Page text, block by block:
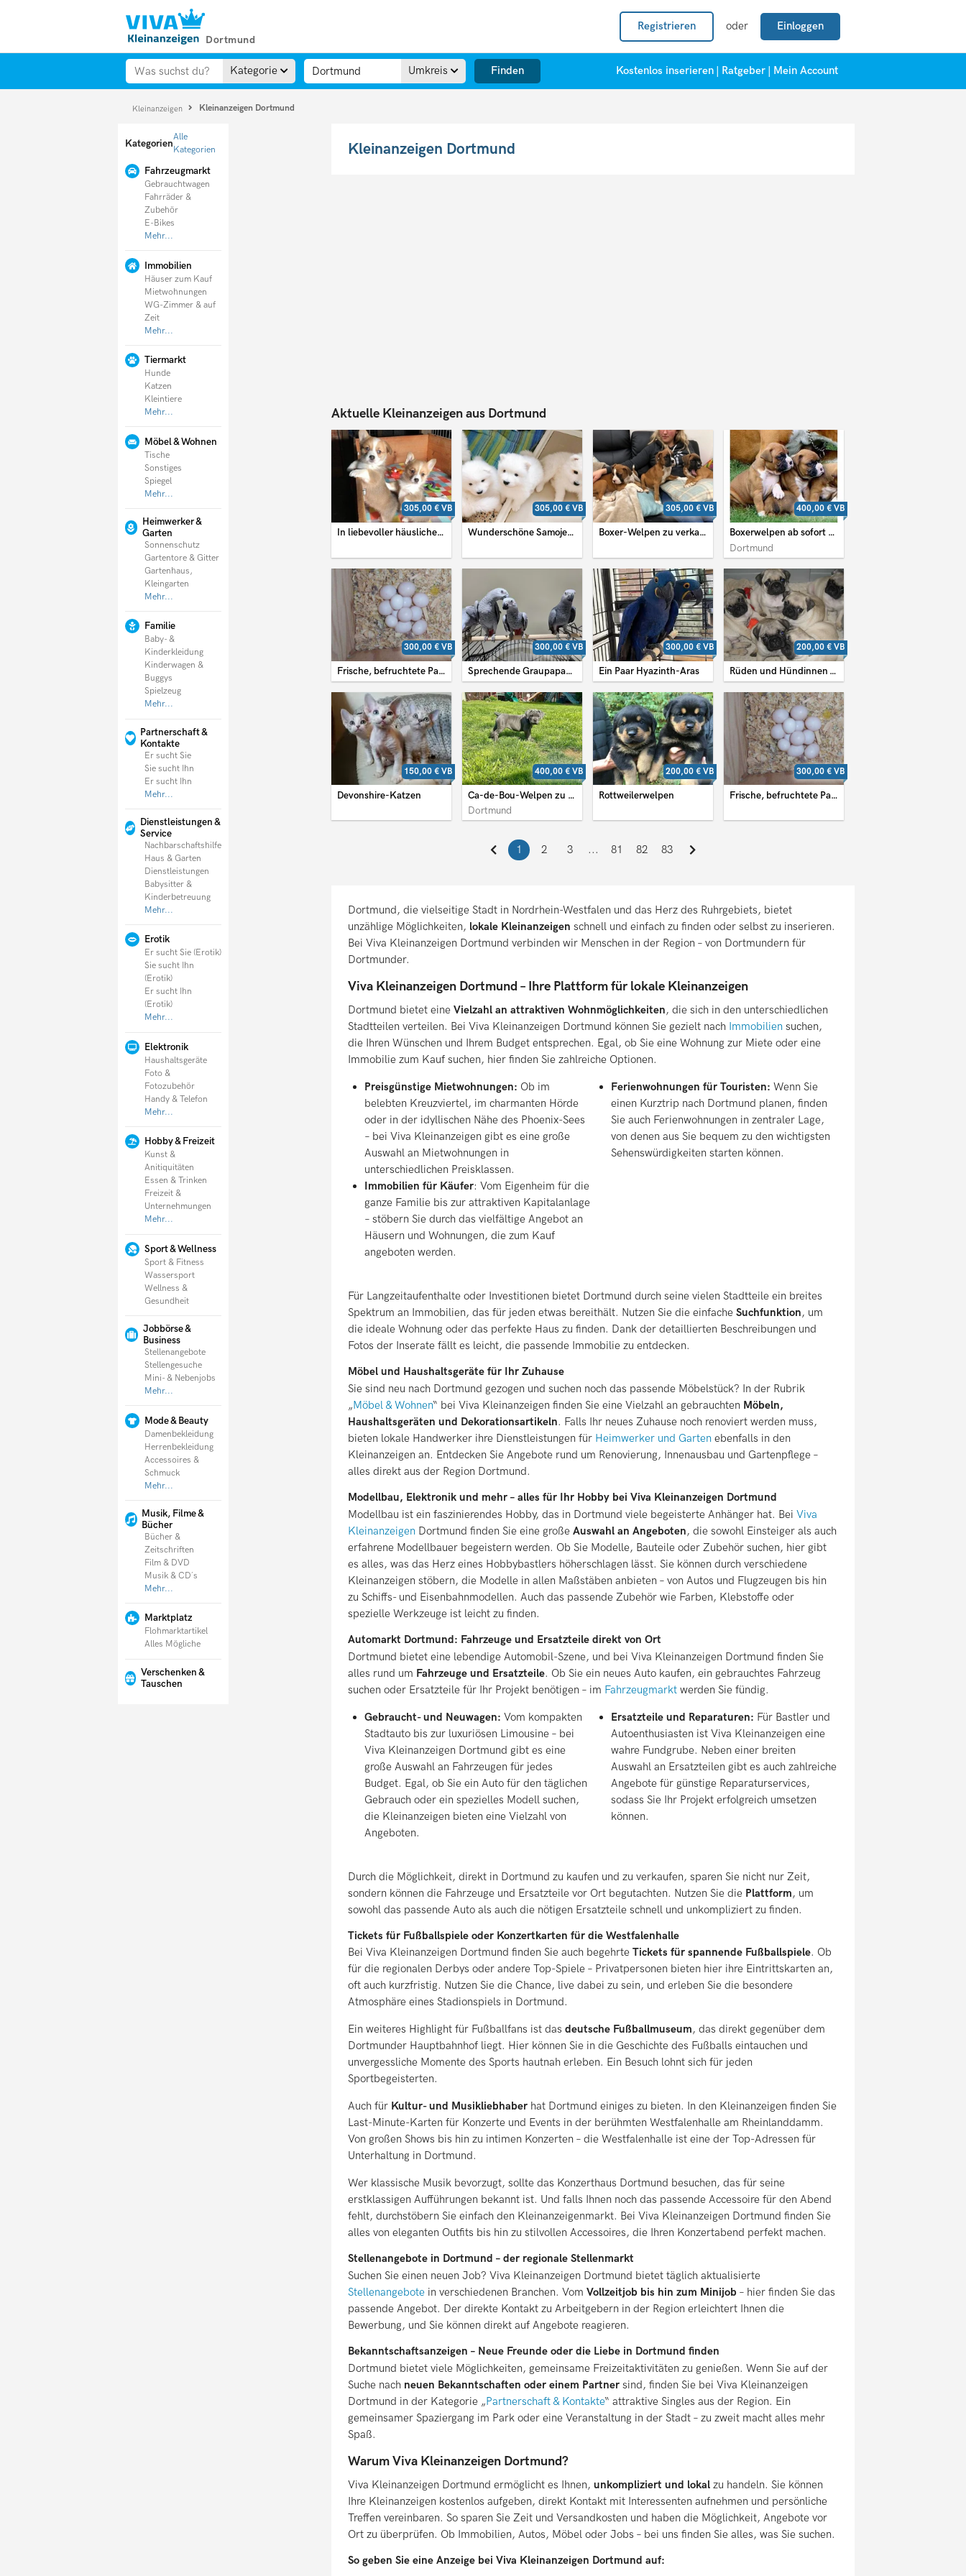
Dortmund
Registrieren oder Einloggen
Kategorie Umkreis Finden Kostenlos inserieren Ratgeber Mein Account
Kleinanzeigen Kleinanzeigen Dortmund
Kategorien
Alle
Kategorien
Fahrzeugmarkt
Gebrauchtwagen
Fahrräder &
Zubehör
E-Bikes
Mehr...
Immobilien
Häuser zum Kauf
Mietwohnungen
WG-Zimmer & auf
Zeit
Mehr...
Tiermarkt
Hunde
Katzen
Kleintiere
Mehr...
Möbel & Wohnen
Tische
Sonstiges
Spiegel
Mehr...
Heimwerker &
Garten
Sonnenschutz
Gartentore & Gitter
Gartenhaus,
Kleingarten
Mehr...
Familie
Baby- &
Kinderkleidung
Kinderwagen &
Buggys
Spielzeug
Mehr...
Partnerschaft &
Kontakte
Er sucht Sie
Sie sucht Ihn
Er sucht Ihn
Mehr...
Dienstleistungen &
Service
Nachbarschaftshilfe
Haus & Garten
Dienstleistungen
Babysitter &
Kinderbetreuung
Mehr...
Erotik
Er sucht Sie (Erotik)
Sie sucht Ihn
(Erotik)
Er sucht Ihn
(Erotik)
Mehr...
Elektronik
Haushaltsgeräte
Foto &
Fotozubehör
Handy & Telefon
Mehr...
Hobby & Freizeit
Kunst &
Anitiquitäten
Essen & Trinken
Freizeit &
Unternehmungen
Mehr...
Sport & Wellness
Sport & Fitness
Wassersport
Wellness &
Gesundheit
Jobbörse &
Business
Stellenangebote
Stellengesuche
Mini- & Nebenjobs
Mehr...
Mode & Beauty
Damenbekleidung
Herrenbekleidung
Accessoires &
Schmuck
Mehr...
Musik, Filme &
Bücher
Bücher &
Zeitschriften
Film & DVD
Musik & CD´s
Mehr...
Marktplatz
Flohmarktartikel
Alles Mögliche
Verschenken &
Tauschen
Kleinanzeigen Dortmund
Aktuelle Kleinanzeigen aus Dortmund
In liebevoller häuslicher Umgebung aufgezogene Corgi-Welpen suchen ein dauerhaftes Zuhause.
305,00 € VB
Wunderschöne Samojeden-Welpen suchen ein neues Zuhause
305,00 € VB
Boxer-Welpen zu verkaufen.
305,00 € VB
Boxerwelpen ab sofort verfügbar
Dortmund
400,00 € VB
Frische, befruchtete Papageieneier und Papageienküken zu verkaufen
300,00 € VB
Sprechende Graupapageien
300,00 € VB
Ein Paar Hyazinth-Aras
300,00 € VB
Rüden und Hündinnen – Mops-Welpen
200,00 € VB
Devonshire-Katzen
150,00 € VB
Ca-de-Bou-Welpen zu verkaufen.
Dortmund
400,00 € VB
Rottweilerwelpen
200,00 € VB
Frische, befruchtete Papageieneier und Papageienküken zu verkaufen
300,00 € VB
1 2 3 ... 81 82 83
Dortmund, die vielseitige Stadt in Nordrhein-Westfalen und das Herz des Ruhrgebiets, bietet
unzählige Möglichkeiten, lokale Kleinanzeigen schnell und einfach zu finden oder selbst zu inserieren.
Bei Viva Kleinanzeigen Dortmund verbinden wir Menschen in der Region – von Dortmundern für
Dortmunder.
Viva Kleinanzeigen Dortmund – Ihre Plattform für lokale Kleinanzeigen
Dortmund bietet eineVielzahl an attraktiven Wohnmöglichkeiten, die sich in den unterschiedlichen
Stadtteilen verteilen. Bei Viva Kleinanzeigen Dortmund können Sie gezielt nach Immobilien suchen,
die Ihren Wünschen und Ihrem Budget entsprechen. Egal, ob Sie eine Wohnung zur Miete oder eine
Immobilie zum Kauf suchen, hier finden Sie zahlreiche Optionen.
Preisgünstige Mietwohnungen: Ob im
belebten Kreuzviertel, im charmanten Hörde
oder in der idyllischen Nähe des Phoenix-Sees
– bei Viva Kleinanzeigen gibt es eine große
Auswahl an Mietwohnungen in
unterschiedlichen Preisklassen.
Ferienwohnungen für Touristen: Wenn Sie
einen Kurztrip nach Dortmund planen, finden
Sie auch Ferienwohnungen in zentraler Lage,
von denen aus Sie bequem zu den wichtigsten
Sehenswürdigkeiten starten können.
Immobilien für Käufer: Vom Eigenheim für die
ganze Familie bis zur attraktiven Kapitalanlage
– stöbern Sie durch das vielfältige Angebot an
Häusern und Wohnungen, die zum Kauf
angeboten werden.
Für Langzeitaufenthalte oder Investitionen bietet Dortmund durch seine vielen Stadtteile ein breites
Spektrum an Immobilien, das für jeden etwas bereithält. Nutzen Sie die einfacheSuchfunktion, um
die ideale Wohnung oder das perfekte Haus zu finden. Dank der detaillierten Beschreibungen und
Fotos der Inserate fällt es leicht, die passende Immobilie zu entdecken.
Möbel und Haushaltsgeräte für Ihr Zuhause
Sie sind neu nach Dortmund gezogen und suchen noch das passende Möbelstück? In der Rubrik
„Möbel & Wohnen“ bei Viva Kleinanzeigen finden Sie eine Vielzahl an gebrauchten Möbeln,
Haushaltsgeräten und Dekorationsartikeln. Falls Ihr neues Zuhause noch renoviert werden muss,
bieten lokale Handwerker ihre Dienstleistungen für Heimwerker und Garten ebenfalls in den
Kleinanzeigen an. Entdecken Sie Angebote rund um Renovierung, Innenausbau und Gartenpflege –
alles direkt aus der Region Dortmund.
Modellbau, Elektronik und mehr – alles für Ihr Hobby bei Viva Kleinanzeigen Dortmund
Modellbau ist ein faszinierendes Hobby, das in Dortmund viele begeisterte Anhänger hat. BeiViva
Kleinanzeigen Dortmund finden Sie eine großeAuswahl an Angeboten, die sowohl Einsteiger als auch
erfahrene Modellbauer begeistern werden. Ob Sie Modelle, Bauteile oder Zubehör suchen, hier gibt
es alles, was das Herz eines Hobbybastlers höherschlagen lässt. Sie können durch verschiedene
Kleinanzeigen stöbern, die Modelle in allen Maßstäben anbieten – von Autos und Flugzeugen bis hin
zu Schiffs- und Eisenbahnmodellen. Auch das passende Zubehör wie Farben, Klebstoffe oder
spezielle Werkzeuge ist leicht zu finden.
Automarkt Dortmund: Fahrzeuge und Ersatzteile direkt von Ort
Dortmund bietet eine lebendige Automobil-Szene, und bei Viva Kleinanzeigen Dortmund finden Sie
alles rund um Fahrzeuge und Ersatzteile. Ob Sie ein neues Auto kaufen, ein gebrauchtes Fahrzeug
suchen oder Ersatzteile für Ihr Projekt benötigen – im Fahrzeugmarkt werden Sie fündig.
Gebraucht- und Neuwagen: Vom kompakten
Stadtauto bis zur luxuriösen Limousine – bei
Viva Kleinanzeigen Dortmund gibt es eine
große Auswahl an Fahrzeugen für jedes
Budget. Egal, ob Sie ein Auto für den täglichen
Gebrauch oder ein spezielles Modell suchen,
die Kleinanzeigen bieten eine Vielzahl von
Angeboten.
Ersatzteile und Reparaturen: Für Bastler und
Autoenthusiasten ist Viva Kleinanzeigen eine
wahre Fundgrube. Neben einer breiten
Auswahl an Ersatzteilen gibt es auch zahlreiche
Angebote für günstige Reparaturservices,
sodass Sie Ihr Projekt erfolgreich umsetzen
können.
Durch die Möglichkeit, direkt in Dortmund zu kaufen und zu verkaufen, sparen Sie nicht nur Zeit,
sondern können die Fahrzeuge und Ersatzteile vor Ort begutachten. Nutzen Sie die Plattform, um
sowohl das passende Auto als auch die nötigen Ersatzteile schnell und unkompliziert zu finden.
Tickets für Fußballspiele oder Konzertkarten für die Westfalenhalle
Bei Viva Kleinanzeigen Dortmund finden Sie auch begehrteTickets für spannende Fußballspiele. Ob
für die regionalen Derbys oder andere Top-Spiele – Privatpersonen bieten hier ihre Eintrittskarten an,
oft auch kurzfristig. Nutzen Sie die Chance, live dabei zu sein, und erleben Sie die besondere
Atmosphäre eines Stadionspiels in Dortmund.
Ein weiteres Highlight für Fußballfans ist dasdeutsche Fußballmuseum, das direkt gegenüber dem
Dortmunder Hauptbahnhof liegt. Hier können Sie in die Geschichte des Fußballs eintauchen und
unvergessliche Momente des Sports hautnah erleben. Ein Besuch lohnt sich für jeden
Sportbegeisterten.
Auch für Kultur- und Musikliebhaber hat Dortmund einiges zu bieten. In den Kleinanzeigen finden Sie
Last-Minute-Karten für Konzerte und Events in der berühmten Westfalenhalle am Rheinlanddamm.
Von großen Shows bis hin zu intimen Konzerten – die Westfalenhalle ist eine der Top-Adressen für
Unterhaltung in Dortmund.
Wer klassische Musik bevorzugt, sollte das Konzerthaus Dortmund besuchen, das für seine
erstklassigen Aufführungen bekannt ist. Und falls Ihnen noch das passende Accessoire für den Abend
fehlt, durchstöbern Sie einfach den Kleinanzeigenmarkt. Bei Viva Kleinanzeigen Dortmund finden Sie
alles von eleganten Outfits bis hin zu stilvollen Accessoires, die Ihren Konzertabend perfekt machen.
Stellenangebote in Dortmund – der regionale Stellenmarkt
Suchen Sie einen neuen Job? Viva Kleinanzeigen Dortmund bietet täglich aktualisierte
Stellenangebote in verschiedenen Branchen. VomVollzeitjob bis hin zum Minijob – hier finden Sie das
passende Angebot. Der direkte Kontakt zu Arbeitgebern in der Region erleichtert Ihnen die
Bewerbung, und Sie können direkt auf Angebote reagieren.
Bekanntschaftsanzeigen – Neue Freunde oder die Liebe in Dortmund finden
Dortmund bietet viele Möglichkeiten, gemeinsame Freizeitaktivitäten zu genießen. Wenn Sie auf der
Suche nach neuen Bekanntschaften oder einem Partnersind, finden Sie bei Viva Kleinanzeigen
Dortmund in der Kategorie „Partnerschaft & Kontakte“ attraktive Singles aus der Region. Ein
gemeinsamer Spaziergang im Park oder eine Veranstaltung in der Stadt – zu zweit macht alles mehr
Spaß.
Warum Viva Kleinanzeigen Dortmund?
Viva Kleinanzeigen Dortmund ermöglicht es Ihnen,unkompliziert und lokal zu handeln. Sie können
Ihre Kleinanzeigen kostenlos aufgeben, direkt Kontakt mit Interessenten aufnehmen und persönliche
Treffen vereinbaren. So sparen Sie Zeit und Versandkosten und haben die Möglichkeit, Angebote vor
Ort zu überprüfen. Ob Immobilien, Autos, Möbel oder Jobs – bei uns finden Sie alles, was Sie suchen.
So geben Sie eine Anzeige bei Viva Kleinanzeigen Dortmund auf: